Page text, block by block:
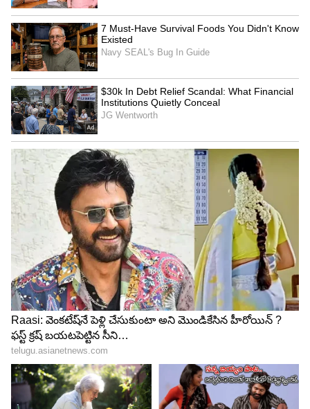
ఇంతలో, మేకర్స్ సోషల్ మీడియా ద్వారా 5 నిమిషాల 56
సెకన్ల కొత్త ఫుటేజ్‌ను జోడించినట్లు అధికారికంగా
ప్రకటించారు. మూడో వారంలో రిపీట్ ఆడియన్స్‌ను
ఆకర్షించడమే దీని లక్ష్యం.
LATEST VIDEOS